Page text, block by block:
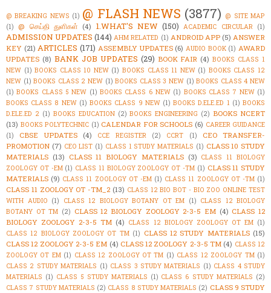
@ BREAKING NEWS (1) @ FLASH NEWS (3877) @ SITE MAP
(1) @ செய்தி துளிகள் (4) 1.WHAT'S NEW (150) ACADEMIC CIRCULAR (1)
ADMISSION UPDATES (144) AHM RELATED (1) ANDROID APP (5) ANSWER
KEY (21) ARTICLES (171) ASSEMBLY UPDATES (6) AUDIO BOOK (1) AWARD
UPDATES (8) BANK JOB UPDATES (29) BOOK FAIR (4) BOOKS CLASS 1
NEW (1) BOOKS CLASS 10 NEW (1) BOOKS CLASS 11 NEW (1) BOOKS CLASS 12
NEW (1) BOOKS CLASS 2 NEW (1) BOOKS CLASS 3 NEW (1) BOOKS CLASS 4 NEW
(1) BOOKS CLASS 5 NEW (1) BOOKS CLASS 6 NEW (1) BOOKS CLASS 7 NEW (1)
BOOKS CLASS 8 NEW (1) BOOKS CLASS 9 NEW (1) BOOKS D.ELE.ED 1 (1) BOOKS
D.ELE.ED 2 (1) BOOKS EDUCATION (2) BOOKS ENGINEERING (2) BOOKS NCERT
(13) BOOKS POLYTECHNIC (1) CALENDAR FOR SCHOOLS (6) CAREER GUIDANCE
(1)
CBSE UPDATES (4) CCE REGISTER (2) CCRT (1)
CEO TRANSFER-
PROMOTION (7) CEO LIST (1) CLASS 1 STUDY MATERIALS (1) CLASS 10 STUDY
MATERIALS (13) CLASS 11 BIOLOGY MATERIALS (3) CLASS 11 BIOLOGY
ZOOLOGY OT -EM (1) CLASS 11 BIOLOGY ZOOLOGY OT -TM (1) CLASS 11 STUDY
MATERIALS (9) CLASS 11 ZOOLOGY OT -EM (1) CLASS 11 ZOOLOGY OT -TM (1)
CLASS 11 ZOOLOGY OT -TM_2 (13) CLASS 12 BIO BOT - BIO ZOO ONLINE TEST
WITH AUDIO (1) CLASS 12 BIOLOGY BOTANY OT EM (1) CLASS 12 BIOLOGY
BOTANY OT TM (2) CLASS 12 BIOLOGY ZOOLOGY 2-3-5 EM (4) CLASS 12
BIOLOGY ZOOLOGY 2-3-5 TM (4) CLASS 12 BIOLOGY ZOOLOGY OT EM (1)
CLASS 12 BIOLOGY ZOOLOGY OT TM (1) CLASS 12 STUDY MATERIALS (15)
CLASS 12 ZOOLOGY 2-3-5 EM (4) CLASS 12 ZOOLOGY 2-3-5 TM (4) CLASS 12
ZOOLOGY OT EM (1) CLASS 12 ZOOLOGY OT TM (1) CLASS 12 ZOOLOGY TM (1)
CLASS 2 STUDY MATERIALS (1) CLASS 3 STUDY MATERIALS (1) CLASS 4 STUDY
MATERIALS (1) CLASS 5 STUDY MATERIALS (1) CLASS 6 STUDY MATERIALS (2)
CLASS 7 STUDY MATERIALS (2) CLASS 8 STUDY MATERIALS (2) CLASS 9 STUDY